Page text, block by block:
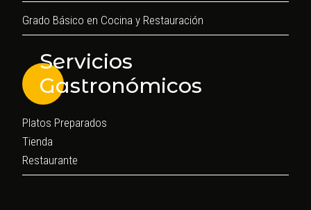
Grado Básico en Cocina y Restauración
Servicios
Gastronómicos
Platos Preparados
Tienda
Restaurante